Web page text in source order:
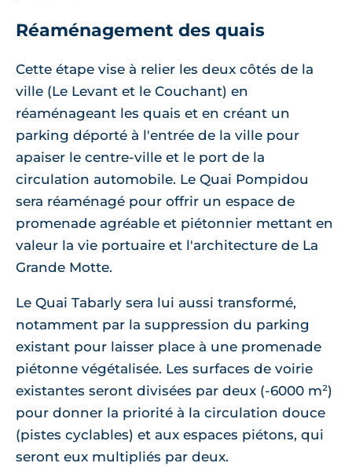
Réaménagement des quais
Cette étape vise à relier les deux côtés de la
ville (Le Levant et le Couchant) en
réaménageant les quais et en créant un
parking déporté à l'entrée de la ville pour
apaiser le centre-ville et le port de la
circulation automobile. Le Quai Pompidou
sera réaménagé pour offrir un espace de
promenade agréable et piétonnier mettant en
valeur la vie portuaire et l'architecture de La
Grande Motte.
Le Quai Tabarly sera lui aussi transformé,
notamment par la suppression du parking
existant pour laisser place à une promenade
piétonne végétalisée. Les surfaces de voirie
existantes seront divisées par deux (-6000 m²)
pour donner la priorité à la circulation douce
(pistes cyclables) et aux espaces piétons, qui
seront eux multipliés par deux.